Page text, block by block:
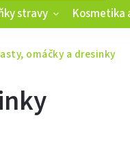
stravy Kosmetika
omáčky a dresinky